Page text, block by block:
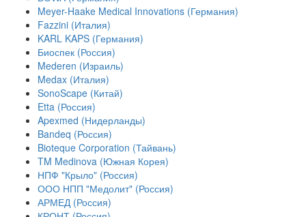
Meyer-Haake Medical Innovations (Германия)
Fazzini (Италия)
KARL KAPS (Германия)
Биоспек (Россия)
Mederen (Израиль)
Medax (Италия)
SonoScape (Китай)
Etta (Россия)
Apexmed (Нидерланды)
Bandeq (Россия)
Bioteque Corporation (Тайвань)
TM Medinova (Южная Корея)
НПФ "Крыло" (Россия)
ООО НПП "Медолит" (Россия)
АРМЕД (Россия)